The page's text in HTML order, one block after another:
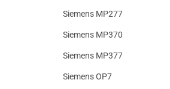
Siemens MP277
Siemens MP370
Siemens MP377
Siemens OP7